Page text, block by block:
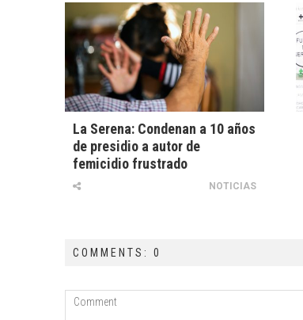
La Serena: Condenan a 10 años
de presidio a autor de
femicidio frustrado
NOTICIAS
COMMENTS: 0